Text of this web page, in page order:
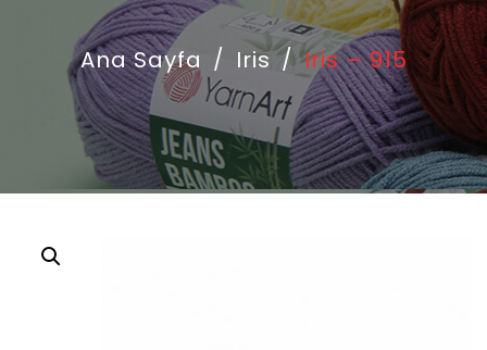
Ana Sayfa / Iris / Iris – 915